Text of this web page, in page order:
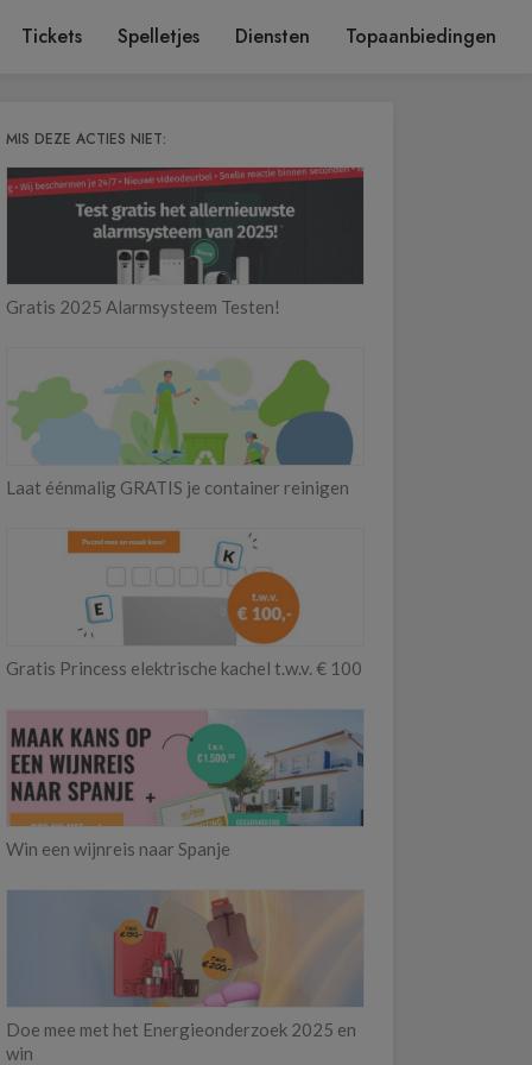
Tickets Spelletjes Diensten Topaanbiedingen
MIS DEZE ACTIES NIET:
Gratis 2025 Alarmsysteem Testen!
Laat éénmalig GRATIS je container reinigen
Gratis Princess elektrische kachel t.w.v. € 100
Win een wijnreis naar Spanje
Doe mee met het Energieonderzoek 2025 en
win